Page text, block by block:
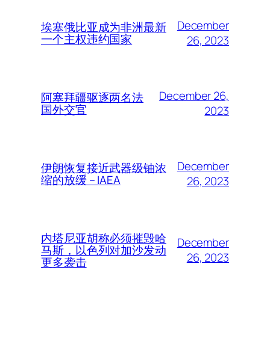
埃塞俄比亚成为非洲最新
一个主权违约国家
December
26, 2023
阿塞拜疆驱逐两名法
国外交官
December 26,
2023
伊朗恢复接近武器级铀浓
缩的放缓 – IAEA
December
26, 2023
内塔尼亚胡称必须摧毁哈
马斯，以色列对加沙发动
更多袭击
December
26, 2023